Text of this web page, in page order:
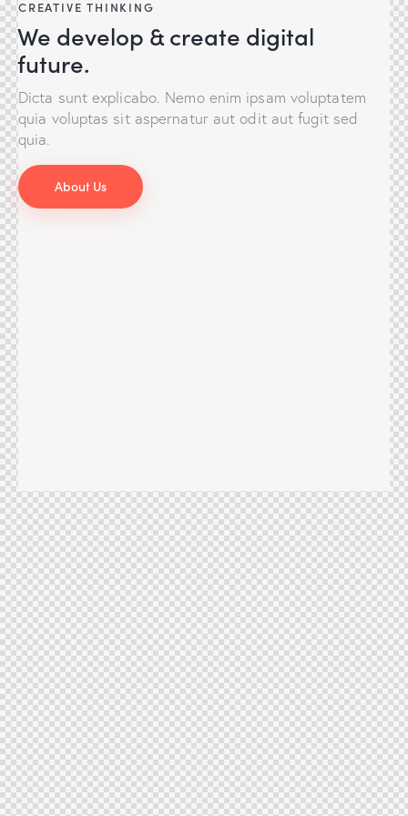
CREATIVE THINKING
We develop & create digital
future.
Dicta sunt explicabo. Nemo enim ipsam voluptatem
quia voluptas sit aspernatur aut odit aut fugit sed
quia.
About Us